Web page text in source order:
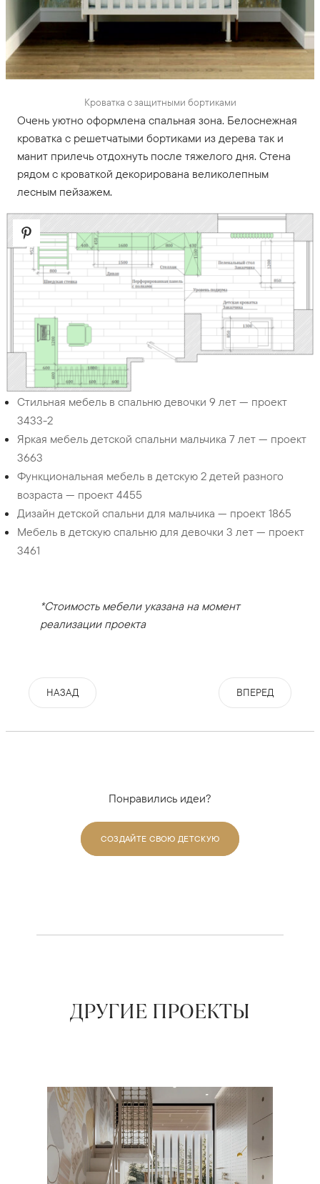
Кроватка с защитными бортиками
Очень уютно оформлена спальная зона. Белоснежная
кроватка с решетчатыми бортиками из дерева так и
манит прилечь отдохнуть после тяжелого дня. Стена
рядом с кроваткой декорирована великолепным
лесным пейзажем.
Стильная мебель в спальню девочки 9 лет — проект
3433-2
Яркая мебель детской спальни мальчика 7 лет — проект
3663
Функциональная мебель в детскую 2 детей разного
возраста — проект 4455
Дизайн детской спальни для мальчика — проект 1865
Мебель в детскую спальню для девочки 3 лет — проект
3461
*Стоимость мебели указана на момент
реализации проекта
НАЗАД ВПЕРЕД
Понравились идеи?
СОЗДАЙТЕ СВОЮ ДЕТСКУЮ
ДРУГИЕ ПРОЕКТЫ